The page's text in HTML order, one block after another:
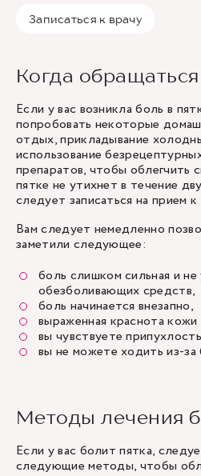
Записаться к врачу
Когда
Если у вас возникла боль в
попробовать некоторые
отдых, прикладывание
использование
препаратов, чтобы облегчить
пятке не утихнет в течение
следует записаться на прием к
Вам следует немедленно
заметили следующее:
боль слишком сильная и
обезболивающих средств,
боль начинается внезапно,
выраженная краснота кожи
вы чувствуете
вы не можете ходить из-за
Методы лечения
Если у вас болит пятка,
следующие методы, чтобы